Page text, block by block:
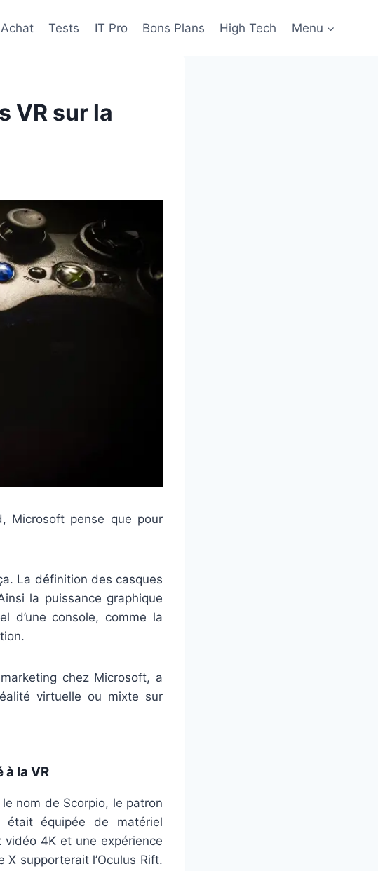
Tests IT Pro Bons Plans High Tech Menu
VR sur la
Microsoft pense que pour
La définition des casques
la puissance graphique
d’une console, comme la
chez Microsoft, a
virtuelle ou mixte sur
la VR
nom de Scorpio, le patron
équipée de matériel
4K et une expérience
supporterait l’Oculus Rift.